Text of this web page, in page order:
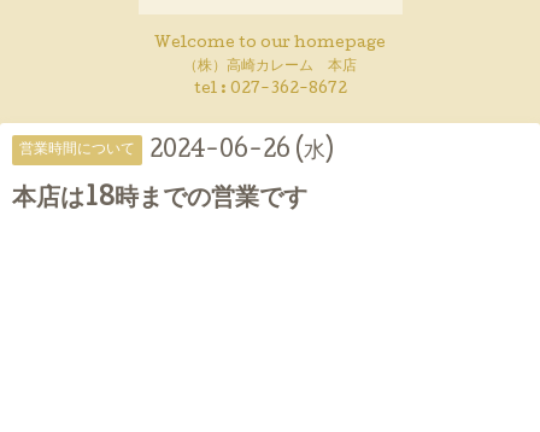
Welcome to our homepage
（株）高崎カレーム 本店
tel : 027-362-8672
営業時間について 2024-06-26 (水)
本店は18時までの営業です